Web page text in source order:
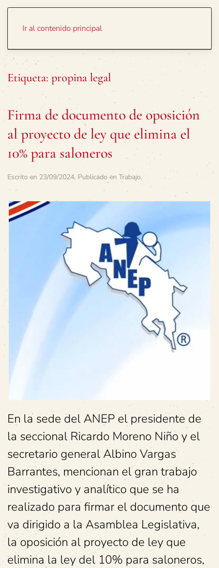
Ir al contenido principal
Etiqueta: propina legal
Firma de documento de oposición
al proyecto de ley que elimina el
10% para saloneros
Escrito en 23/09/2024. Publicado en Trabajo.
En la sede del ANEP el presidente de
la seccional Ricardo Moreno Niño y el
secretario general Albino Vargas
Barrantes, mencionan el gran trabajo
investigativo y analítico que se ha
realizado para firmar el documento que
va dirigido a la Asamblea Legislativa,
la oposición al proyecto de ley que
elimina la ley del 10% para saloneros,